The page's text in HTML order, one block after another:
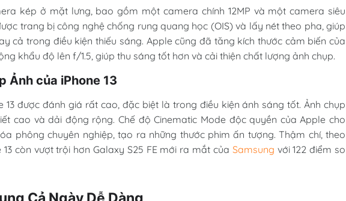
kép ở mặt lưng, bao gồm một camera chính 12MP và một camera siêu
trang bị công nghệ chống rung quang học (OIS) và lấy nét theo pha, giúp
cả trong điều kiện thiếu sáng. Apple cũng đã tăng kích thước cảm biến của
khẩu độ lên f/1.5, giúp thu sáng tốt hơn và cải thiện chất lượng ảnh chụp.
Ảnh của iPhone 13
13 được đánh giá rất cao, đặc biệt là trong điều kiện ánh sáng tốt. Ảnh chụp
cao và dải động rộng. Chế độ Cinematic Mode độc quyền của Apple cho
phông chuyên nghiệp, tạo ra những thước phim ấn tượng. Thậm chí, theo
còn vượt trội hơn Galaxy S25 FE mới ra mắt của Samsung với 122 điểm so